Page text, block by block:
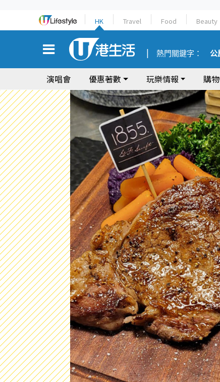
HK Travel Food Beauty
熱門關鍵字： 公
演唱會 優惠著數 玩樂情報 購